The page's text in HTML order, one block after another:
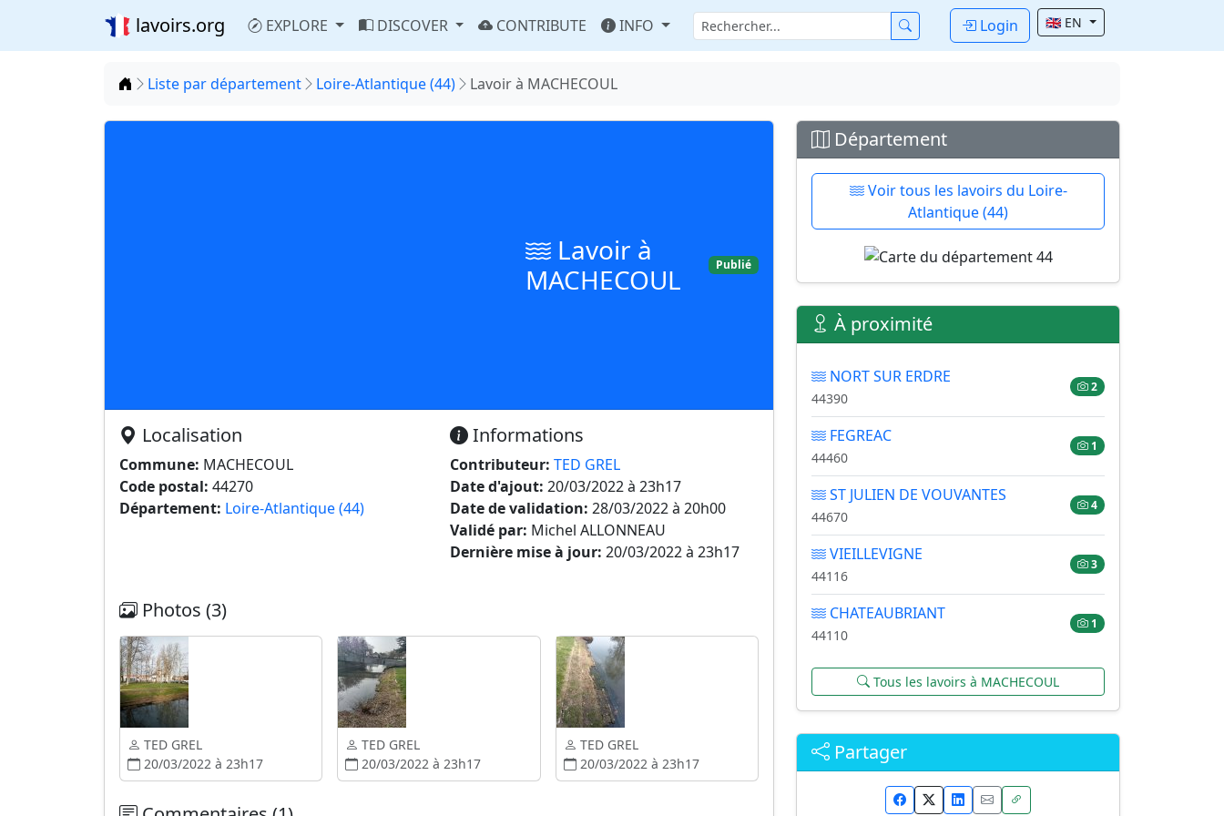
lavoirs.org EXPLORE DISCOVER CONTRIBUTE INFO Login 🇬🇧 EN
Accueil
Liste par département Loire-Atlantique (44) Lavoir à MACHECOUL
Lavoir à
MACHECOUL
Publié
Localisation
Commune: MACHECOUL
Code postal: 44270
Département: Loire-Atlantique (44)
Informations
Contributeur: TED GREL
Date d'ajout: 20/03/2022 à 23h17
Date de validation: 28/03/2022 à 20h00
Validé par: Michel ALLONNEAU
Dernière mise à jour: 20/03/2022 à 23h17
Photos (3)
TED GREL
20/03/2022 à 23h17
TED GREL
20/03/2022 à 23h17
TED GREL
20/03/2022 à 23h17
Département
Voir tous les lavoirs du Loire-
Atlantique (44)
À proximité
NORT SUR ERDRE
44390
2
FEGREAC
44460
1
ST JULIEN DE VOUVANTES
44670
4
VIEILLEVIGNE
44116
3
CHATEAUBRIANT
44110
1
Tous les lavoirs à MACHECOUL
Partager